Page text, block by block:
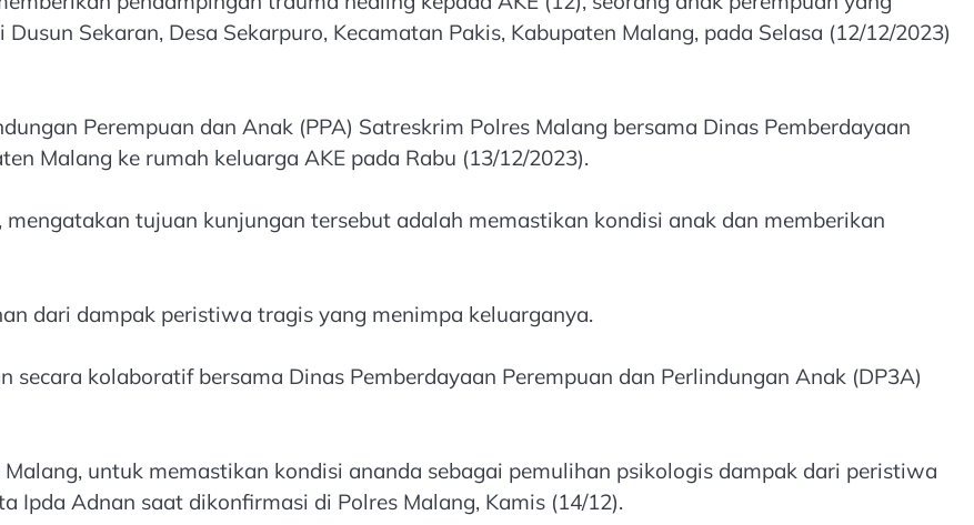
Sekaran, Desa Sekarpuro, Kecamatan Pakis, Kabupaten Malang, pada Selasa (12/12/2023)
Perempuan dan Anak (PPA) Satreskrim Polres Malang bersama Dinas Pemberdayaan
Malang ke rumah keluarga AKE pada Rabu (13/12/2023).
tujuan kunjungan tersebut adalah memastikan kondisi anak dan memberikan
dari dampak peristiwa tragis yang menimpa keluarganya.
kolaboratif bersama Dinas Pemberdayaan Perempuan dan Perlindungan Anak (DP3A)
untuk memastikan kondisi ananda sebagai pemulihan psikologis dampak dari peristiwa
Ipda Adnan saat dikonfirmasi di Polres Malang, Kamis (14/12).